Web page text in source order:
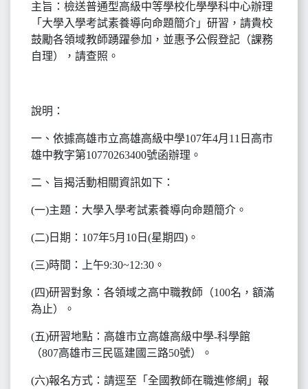
主旨：檢送普通型高級中等學校化學學科中心辦理
「大學入學考試素養導向命題簡介」研習，請貴校
鼓勵各領域教師踴躍參加，並惠予公假登記（課務
自理），請查照。
說明：
一、依據高雄市立高雄高級中學107年4月11日高市
雄中教字第10770263400號函辦理。
二、旨揭活動相關資訊如下：
(一)主題：大學入學考試素養導向命題簡介。
(二)日期：107年5月10日(星期四)。
(三)時間：上午9:30~12:30。
(四)研習對象：各領域之高中職教師（100名，額滿
為止）。
(五)研習地點：高雄市立高雄高級中學-科學館
（807高雄市三民區建國三路50號）。
(六)報名方式：請逕至「全國教師在職進修網」報